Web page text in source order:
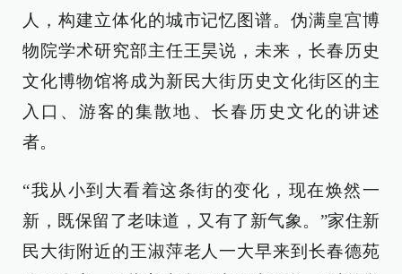
人，构建立体化的城市记忆图谱。伪满皇宫博
物院学术研究部主任王昊说，未来，长春历史
文化博物馆将成为新民大街历史文化街区的主
入口、游客的集散地、长春历史文化的讲述
者。
“我从小到大看着这条街的变化，现在焕然一
新，既保留了老味道，又有了新气象。”家住新
民大街附近的王淑萍老人一大早来到长春德苑